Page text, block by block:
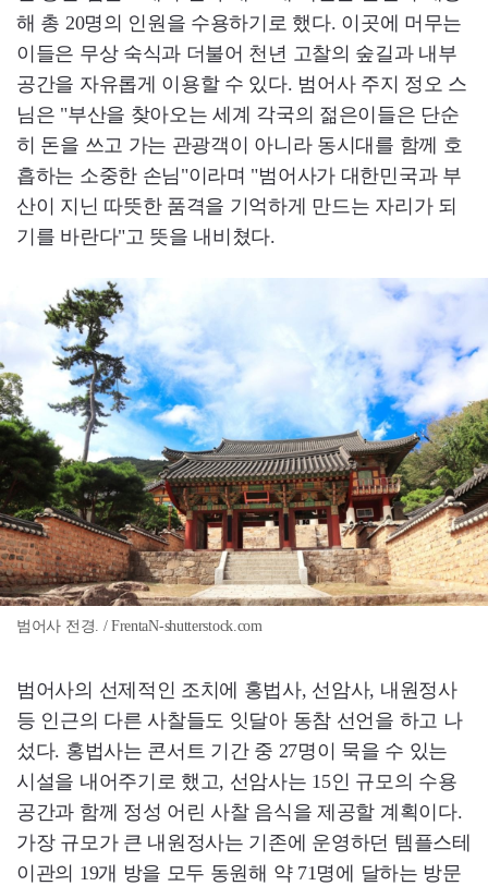
해 총 20명의 인원을 수용하기로 했다. 이곳에 머무는
이들은 무상 숙식과 더불어 천년 고찰의 숲길과 내부
공간을 자유롭게 이용할 수 있다. 범어사 주지 정오 스
님은 "부산을 찾아오는 세계 각국의 젊은이들은 단순
히 돈을 쓰고 가는 관광객이 아니라 동시대를 함께 호
흡하는 소중한 손님"이라며 "범어사가 대한민국과 부
산이 지닌 따뜻한 품격을 기억하게 만드는 자리가 되
기를 바란다"고 뜻을 내비쳤다.
범어사 전경. / FrentaN-shutterstock.com
범어사의 선제적인 조치에 홍법사, 선암사, 내원정사
등 인근의 다른 사찰들도 잇달아 동참 선언을 하고 나
섰다. 홍법사는 콘서트 기간 중 27명이 묵을 수 있는
시설을 내어주기로 했고, 선암사는 15인 규모의 수용
공간과 함께 정성 어린 사찰 음식을 제공할 계획이다.
가장 규모가 큰 내원정사는 기존에 운영하던 템플스테
이관의 19개 방을 모두 동원해 약 71명에 달하는 방문